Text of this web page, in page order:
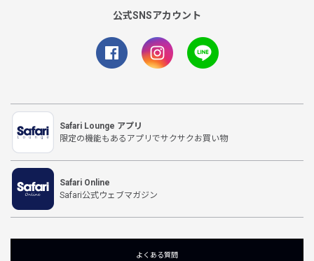
公式SNSアカウント
Safari Lounge アプリ
限定の機能もあるアプリでサクサクお買い物
Safari Online
Safari公式ウェブマガジン
よくある質問